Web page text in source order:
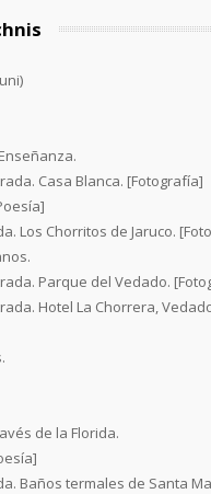
Casa Blanca. [Fotografía]
Los Chorritos de Jaruco.
Parque del Vedado.
Hotel La Chorrera,
de la Florida.
Baños termales de Santa